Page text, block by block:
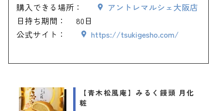
購入できる場所：
アントレマルシェ大阪店
日持ち期間：
80日
公式サイト：
https://tsukigesho.com/
【青木松風庵】みるく饅頭 月化
粧